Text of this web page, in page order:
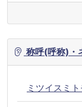
称呼(呼称)・
ミツイスミト